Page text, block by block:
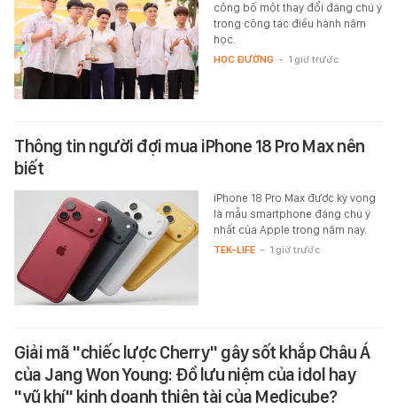
công bố một thay đổi đáng chú ý
trong công tác điều hành năm
học.
HỌC ĐƯỜNG - 1 giờ trước
Thông tin người đợi mua iPhone 18 Pro Max nên
biết
iPhone 18 Pro Max được kỳ vọng
là mẫu smartphone đáng chú ý
nhất của Apple trong năm nay.
TEK-LIFE - 1 giờ trước
Giải mã "chiếc lược Cherry" gây sốt khắp Châu Á
của Jang Won Young: Đồ lưu niệm của idol hay
"vũ khí" kinh doanh thiên tài của Medicube?